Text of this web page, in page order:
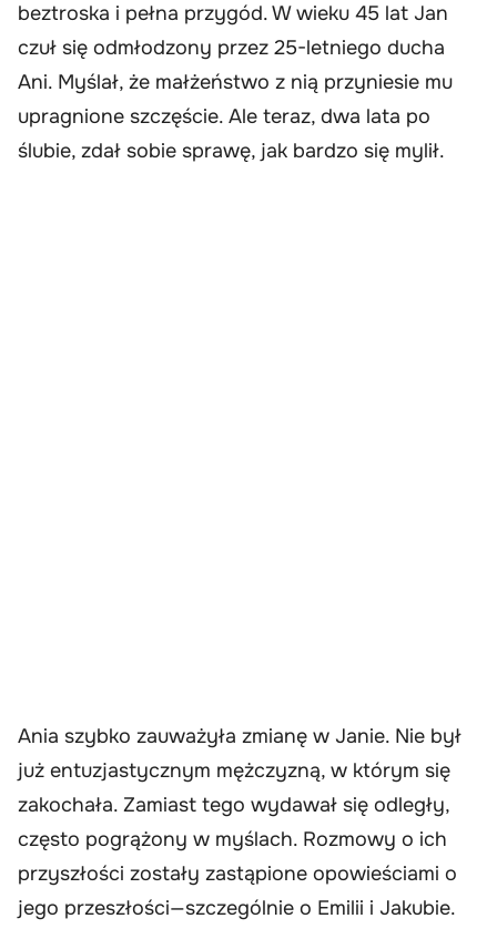
beztroska i pełna przygód. W wieku 45 lat Jan
czuł się odmłodzony przez 25-letniego ducha
Ani. Myślał, że małżeństwo z nią przyniesie mu
upragnione szczęście. Ale teraz, dwa lata po
ślubie, zdał sobie sprawę, jak bardzo się mylił.
Ania szybko zauważyła zmianę w Janie. Nie był
już entuzjastycznym mężczyzną, w którym się
zakochała. Zamiast tego wydawał się odległy,
często pogrążony w myślach. Rozmowy o ich
przyszłości zostały zastąpione opowieściami o
jego przeszłości—szczególnie o Emilii i Jakubie.